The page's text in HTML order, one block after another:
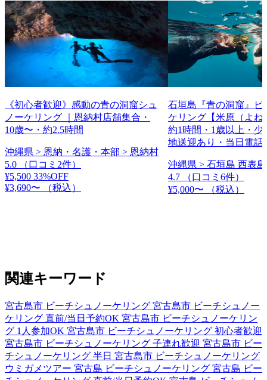
《初心者歓迎》感動の青の洞窟シュ
ノーケリング ｜恩納村店舗集合・
10歳〜・約2.5時間
沖縄県 > 恩納・名護・本部 > 恩納村
5.0
（口コミ2件）
¥5,500 33%OFF
¥3,690〜
（税込）
石垣島『青の洞窟』ビ
ケリング【米原（よね
約1時間・1歳以上・少
地送迎あり・当日電話
沖縄県 > 石垣島 西表
4.7
（口コミ6件）
¥5,000〜
（税込）
関連キーワード
宮古島市 ビーチシュノーケリング 宮古島市 ビーチシュノー
ケリング 直前/当日予約OK 宮古島市 ビーチシュノーケリン
グ 1人参加OK 宮古島市 ビーチシュノーケリング 初心者歓迎
宮古島市 ビーチシュノーケリング 子連れ歓迎 宮古島市 ビー
チシュノーケリング 半日 宮古島市 ビーチシュノーケリング
ウミガメツアー 宮古島 ビーチシュノーケリング 宮古島 ビー